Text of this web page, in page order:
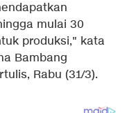
mulai 30
produksi," kata
Bambang
Rabu (31/3).